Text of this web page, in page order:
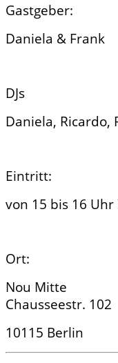
Gastgeber:
Daniela & Frank
DJs
Daniela, Ricardo,
Eintritt:
von 15 bis 16
Ort:
Nou Mitte
Chausseestr. 102
10115 Berlin